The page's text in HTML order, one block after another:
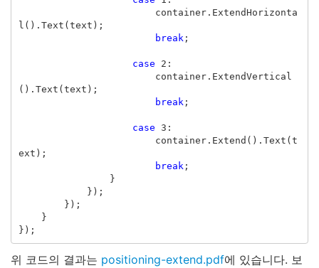
container. ExtendHorizonta
l (). Text ( text );
break ;
case 2 :
container. ExtendVertical
(). Text ( text );
break ;
case 3 :
container. Extend (). Text ( t
ext );
break ;
}
});
});
}
});
위 코드의 결과는 positioning-extend.pdf에 있습니다. 보